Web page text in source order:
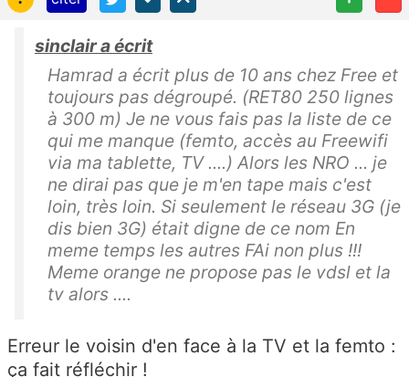
sinclair a écrit
Hamrad a écrit plus de 10 ans chez Free et
toujours pas dégroupé. (RET80 250 lignes
à 300 m) Je ne vous fais pas la liste de ce
qui me manque (femto, accès au Freewifi
via ma tablette, TV ....) Alors les NRO ... je
ne dirai pas que je m'en tape mais c'est
loin, très loin. Si seulement le réseau 3G (je
dis bien 3G) était digne de ce nom En
meme temps les autres FAi non plus !!!
Meme orange ne propose pas le vdsl et la
tv alors ....
Erreur le voisin d'en face à la TV et la femto :
ça fait réfléchir !